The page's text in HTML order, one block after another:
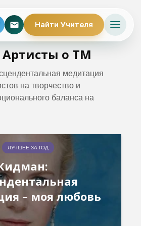
Найти Учителя
Артисты о ТМ
медитация
на творчество и
баланса на
ЛУЧШЕЕ ЗА ГОД
– моя любовь